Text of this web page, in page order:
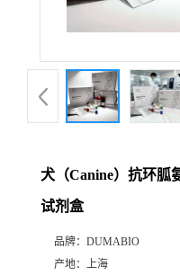
品
犬（Canine）抗环胍
试剂盒
品牌： DUMABIO
产地： 上海